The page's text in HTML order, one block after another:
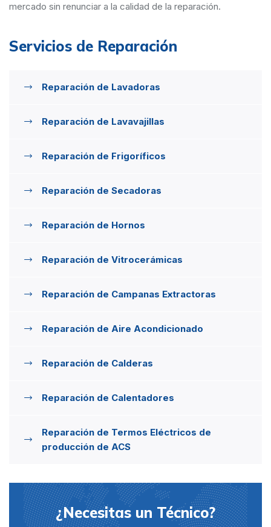
mercado sin renunciar a la calidad de la reparación.
Servicios de Reparación
Reparación de Lavadoras
Reparación de Lavavajillas
Reparación de Frigoríficos
Reparación de Secadoras
Reparación de Hornos
Reparación de Vitrocerámicas
Reparación de Campanas Extractoras
Reparación de Aire Acondicionado
Reparación de Calderas
Reparación de Calentadores
Reparación de Termos Eléctricos de
producción de ACS
¿Necesitas un Técnico?